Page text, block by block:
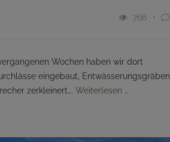
766
Wochen haben wir dort
eingebaut, Entwässerungsgräben
zerkleinert…. Weiterlesen …